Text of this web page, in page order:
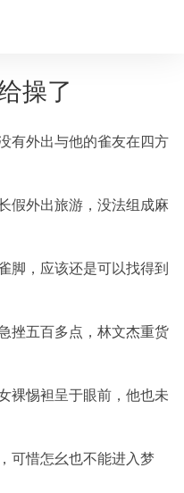
操了
有外出与他的雀友在四方
假外出旅游，没法组成麻
，应该还是可以找得到
五百多点，林文杰重货
惕袒呈于眼前，他也未
惜怎幺也不能进入梦